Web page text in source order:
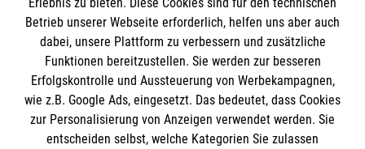
Informationen
Impressum
Datenschutz
Kontakt
Die Malteser
Betrieb unserer Webseite erforderlich, helfen uns aber auch
dabei, unsere Plattform zu verbessern und zusätzliche
Funktionen bereitzustellen. Sie werden zur besseren
Erfolgskontrolle und Aussteuerung von Werbekampagnen,
wie z.B. Google Ads, eingesetzt. Das bedeutet, dass Cookies
zur Personalisierung von Anzeigen verwendet werden. Sie
entscheiden selbst, welche Kategorien Sie zulassen